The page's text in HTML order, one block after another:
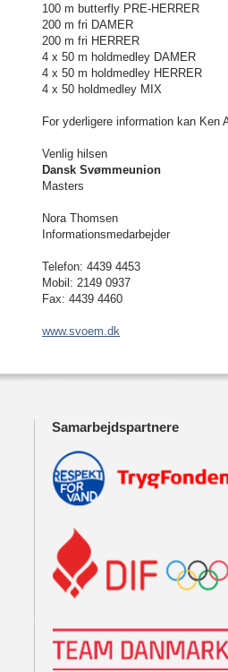
100 m butterfly PRE-HERRER
200 m fri DAMER
200 m fri HERRER
4 x 50 m holdmedley DAMER
4 x 50 m holdmedley HERRER
4 x 50 holdmedley MIX
For yderligere information kan
Venlig hilsen
Dansk Svømmeunion
Masters
Nora Thomsen
Informationsmedarbejder
Telefon: 4439 4453
Mobil: 2149 0937
Fax: 4439 4460
www.svoem.dk
Samarbejdspartnere